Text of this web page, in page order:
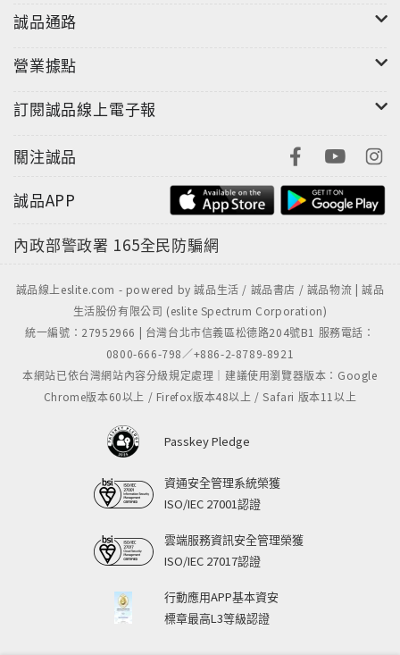
有效開展電子商務展開一條清晰的操作思路，幫助其健
康、有序地發展。
──中國電子商務協會網商精英創新與扶持推進中心秘書
第1篇 打造淘寶爆款的核心思路
打造爆款的核心操作思路
打造爆款的核心操作思路
其他操作思路介紹
第2篇 打造淘寶爆款的前期準備
第2章 選擇有潛力的爆款
市場挖掘，尋找爆款特徵
市場容量分析
市場趨勢分析
分析市場定價
潛在市場挖掘
選品和產品定位
產品定位和佈局
定價的參考要素
誠品通路
營業據點
訂閱誠品線上電子報
關注誠品
誠品APP
內政部警政署 165全民防騙網
誠品線上eslite.com - powered by 誠品生活 / 誠品書店 / 誠品物流 | 誠品
生活股份有限公司 (eslite Spectrum Corporation)
統一編號：27952966 | 台灣台北市信義區松德路204號B1 服務電話：
0800-666-798／+886-2-8789-8921
本網站已依台灣網站內容分級規定處理｜建議使用瀏覽器版本：Google
Chrome版本60以上 / Firefox版本48以上 / Safari 版本11以上
Passkey Pledge
資通安全管理系統榮獲
ISO/IEC 27001認證
雲端服務資訊安全管理榮獲
ISO/IEC 27017認證
行動應用APP基本資安
標章最高L3等級認證